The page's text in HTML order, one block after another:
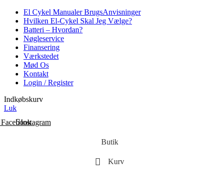
El Cykel Manualer BrugsAnvisninger
Hvilken El-Cykel Skal Jeg Vælge?
Batteri – Hvordan?
Nøgleservice
Finansering
Værkstedet
Mød Os
Kontakt
Login / Register
Indkøbskurv
Luk
FacebookInstagram
Butik
Kurv